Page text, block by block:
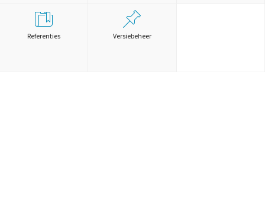
Referenties Versiebeheer